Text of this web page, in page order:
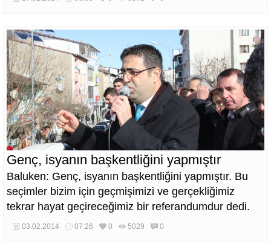
Genç, isyanın başkentliğini yapmıştır
Baluken: Genç, isyanın başkentliğini yapmıştır. Bu
seçimler bizim için geçmişimizi ve gerçekliğimiz
tekrar hayat geçireceğimiz bir referandumdur dedi.
03.02.2014 07:26 0 5029 0